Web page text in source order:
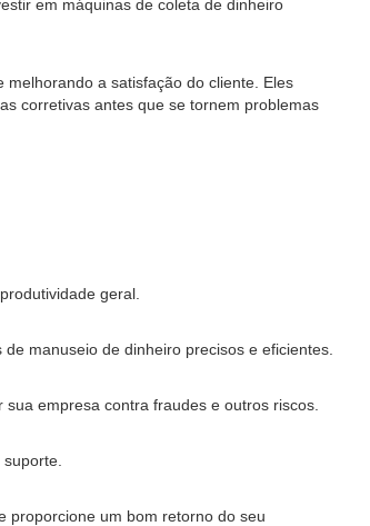
em máquinas de coleta de dinheiro
a satisfação do cliente. Eles
corretivas antes que se tornem problemas
geral.
manuseio de dinheiro precisos e eficientes.
empresa contra fraudes e outros riscos.
proporcione um bom retorno do seu